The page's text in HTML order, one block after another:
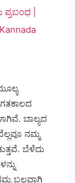
|
ಬಾಲ್ಯದ
ನಮ್ಮ
ಬೆಳೆದು
ಬಲವಾಗಿ